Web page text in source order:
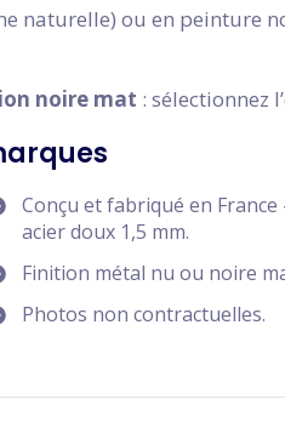
naturelle) ou en peinture
noire mat : sélectionnez
Conçu et fabriqué en
acier doux 1,5 mm.
Finition métal nu ou noire
Photos non contractuelles.